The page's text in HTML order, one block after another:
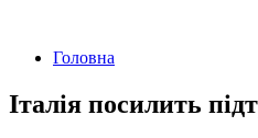
Головна
Італія посилить